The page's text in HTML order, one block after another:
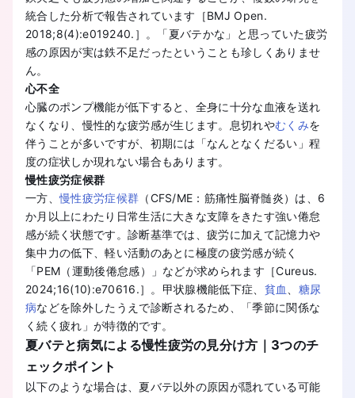
統合した分析で報告されています［BMJ Open.
2018;8(4):e019240.］。「夏バテかな」と思っていた疲労
感の原因が実は鉄不足だったということも珍しくありませ
ん。
心不全
心臓のポンプ機能が低下すると、全身に十分な血液を送れ
なくなり、慢性的な疲労感が生じます。息切れやむくみを
伴うことが多いですが、初期には「なんとなくだるい」程
度の症状しか現れない場合もあります。
慢性疲労症候群
一方、慢性疲労症候群 （CFS/ME：筋痛性脳脊髄炎）は、6
か月以上にわたり日常生活に大きな支障をきたす強い倦怠
感が続く状態です。診断基準では、疲労に加えて記憶力や
集中力の低下、軽い活動のあとに極度の疲労感が続く
「PEM（運動後倦怠感）」などが求められます［Cureus.
2024;16(10):e70616.］。甲状腺機能低下症、 貧血
糖尿
病などを除外したうえで診断されるため、「季節に関係な
く続く疲れ」が特徴的です。
夏バテと病気による慢性疲労の見分け方｜3つのチ
ェックポイント
以下のような場合は、夏バテ以外の原因が隠れている可能